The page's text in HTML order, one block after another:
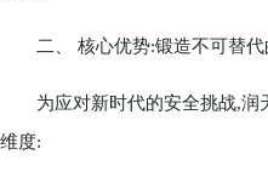
二、 核心优势:锻造不可替代
为应对新时代的安全挑战,润天
维度: